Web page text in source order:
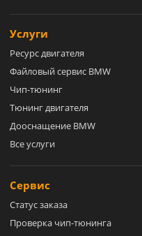
Услуги
Ресурс двигателя
Файловый сервис BMW
Чип-тюнинг
Тюнинг двигателя
Дооснащение BMW
Все услуги
Сервис
Статус заказа
Проверка чип-тюнинга